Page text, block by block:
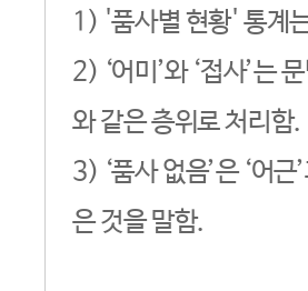
1) '품사별 현황' 통계
2) ‘어미’와 ‘접사’는
와 같은 층위로 처리함.
3) ‘품사 없음’은 ‘어
은 것을 말함.